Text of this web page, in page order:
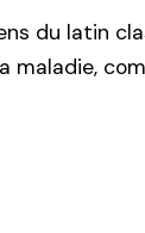
du latin
maladie,